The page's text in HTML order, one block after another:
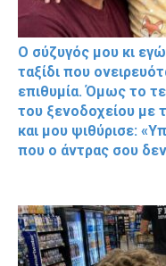
Ο σύζυγός μου κι
ταξίδι που
επιθυμία. Όμως το
του ξενοδοχείου με
και μου ψιθύρισε:
που ο άντρας σου